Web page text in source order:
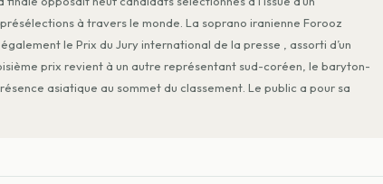
à travers le monde. La soprano iranienne Forooz
le Prix du Jury international de la presse , assorti d’un
prix revient à un autre représentant sud-coréen, le baryton-
asiatique au sommet du classement. Le public a pour sa